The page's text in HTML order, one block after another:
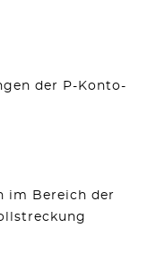
der P-Konto-
im Bereich der